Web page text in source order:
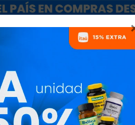
NUTRICIONISTAS
Y